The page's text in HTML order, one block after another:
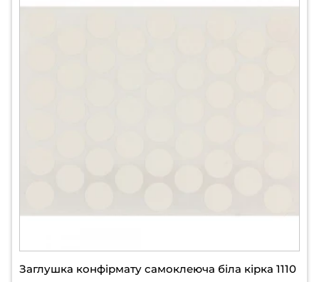
Заглушка конфірмату самоклеюча біла кірка 1110